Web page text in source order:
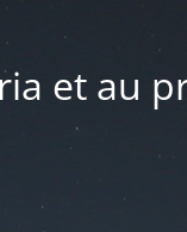
et au